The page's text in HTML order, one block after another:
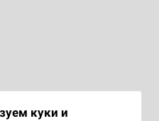
куки и